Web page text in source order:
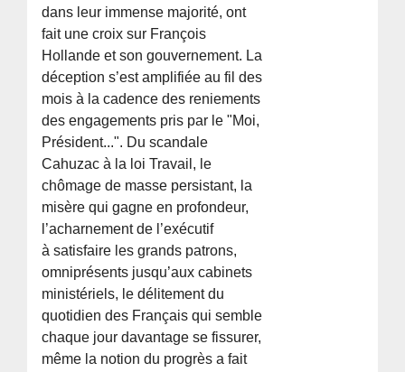
dans leur immense majorité, ont
fait une croix sur François
Hollande et son gouvernement. La
déception s’est amplifiée au fil des
mois à la cadence des reniements
des engagements pris par le "Moi,
Président...". Du scandale
Cahuzac à la loi Travail, le
chômage de masse persistant, la
misère qui gagne en profondeur,
l’acharnement de l’exécutif
à satisfaire les grands patrons,
omniprésents jusqu’aux cabinets
ministériels, le délitement du
quotidien des Français qui semble
chaque jour davantage se fissurer,
même la notion du progrès a fait